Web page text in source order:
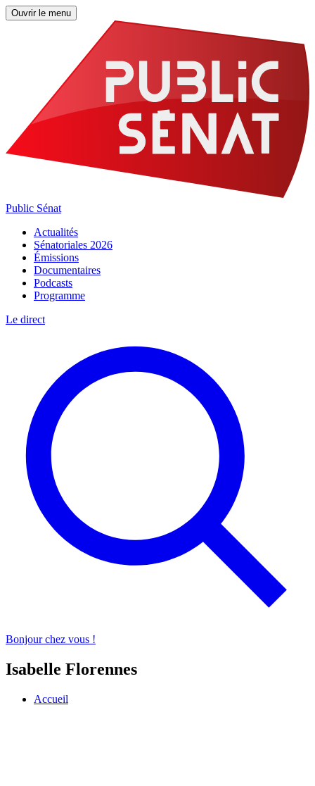
Ouvrir le menu
Public Sénat
Actualités
Sénatoriales 2026
Émissions
Documentaires
Podcasts
Programme
Le direct
Bonjour chez vous !
Isabelle Florennes
Accueil